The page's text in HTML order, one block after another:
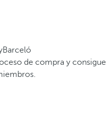
de compra y consigue